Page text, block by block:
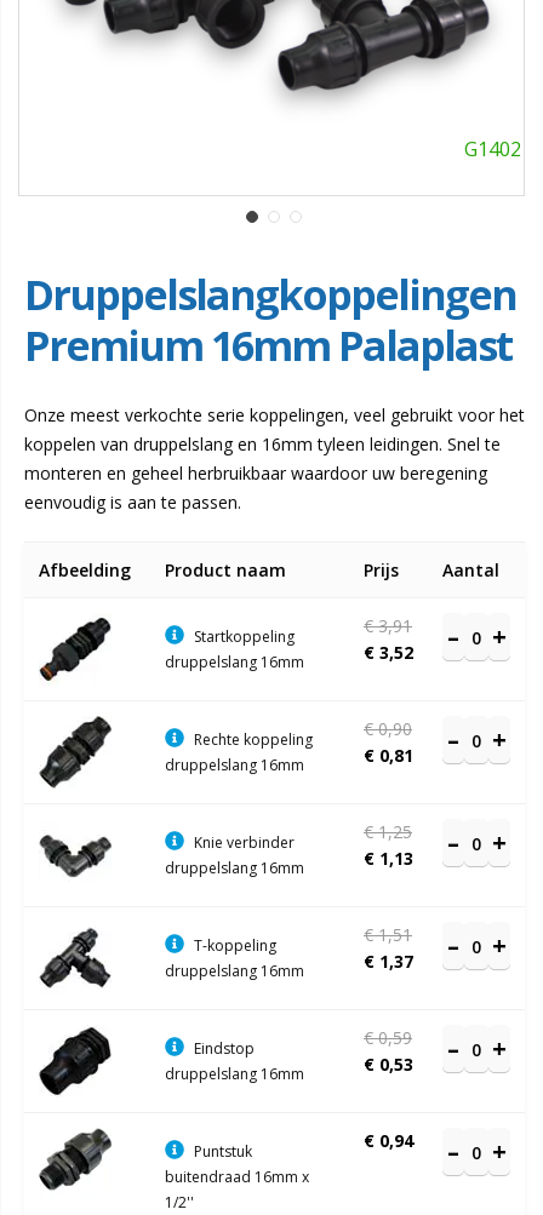
G1402
Druppelslangkoppelingen
Premium 16mm Palaplast
Onze meest verkochte serie koppelingen, veel gebruikt voor het
koppelen van druppelslang en 16mm tyleen leidingen. Snel te
monteren en geheel herbruikbaar waardoor uw beregening
eenvoudig is aan te passen.
productitems
Afbeelding Product naam Prijs Aantal
Startkoppeling
druppelslang 16mm
€ 3,52
€ 3,91
Rechte koppeling
druppelslang 16mm
€ 0,81
€ 0,90
Knie verbinder
druppelslang 16mm
€ 1,13
€ 1,25
T-koppeling
druppelslang 16mm
€ 1,37
€ 1,51
Eindstop
druppelslang 16mm
€ 0,53
€ 0,59
Puntstuk
buitendraad 16mm x
1/2''
€ 0,94